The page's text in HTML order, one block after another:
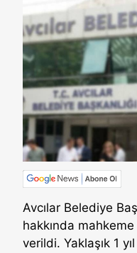
Avcılar Belediye
hakkında
verildi. Yaklaşık 1